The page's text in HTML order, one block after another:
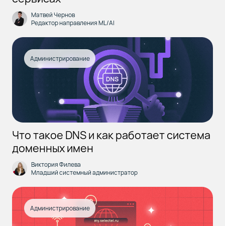
Матвей Чернов
Редактор направления ML/AI
Администрирование
Что такое DNS и как работает система
доменных имен
Виктория Филева
Младший системный администратор
Администрирование